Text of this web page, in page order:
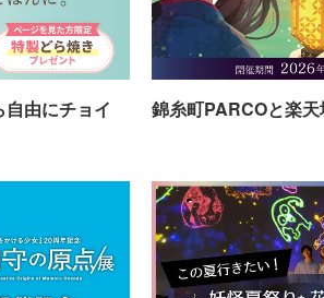
由にチョイ
錦糸町PARCOと楽